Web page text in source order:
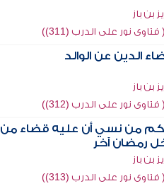
بن باز
نور على الدرب (311))
الدين عن الوالد
بن باز
نور على الدرب (312))
من نسي أن عليه قضاء من
رمضان آخر
بن باز
نور على الدرب (313))